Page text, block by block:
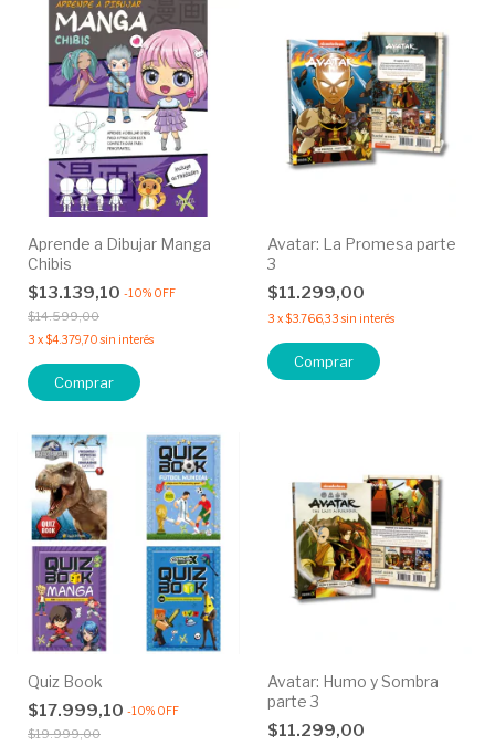
Aprende a Dibujar Manga
Chibis
$13.139,10 -10% OFF
$14.599,00
3 x$4.379,70 sin interés
Avatar: La Promesa parte
3
$11.299,00
3 x$3.766,33 sin interés
Quiz Book
$17.999,10 -10% OFF
$19.999,00
Avatar: Humo y Sombra
parte 3
$11.299,00